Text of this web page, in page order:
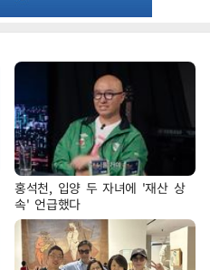
홍석천, 입양 두 자녀에 '재산 상
속' 언급했다